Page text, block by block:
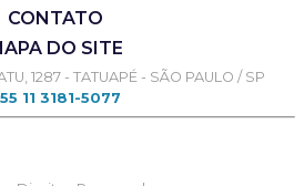
CONTATO
DO SITE
1287 - TATUAPÉ - SÃO PAULO / SP
11 3181-5077